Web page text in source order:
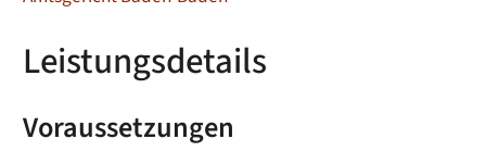
Leistungsdetails
Voraussetzungen